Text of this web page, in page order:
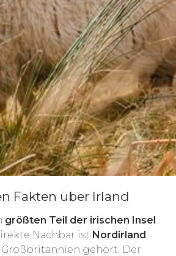
Fakten über Irland
größten Teil der irischen Insel
Nachbar ist Nordirland,
gehört. Der